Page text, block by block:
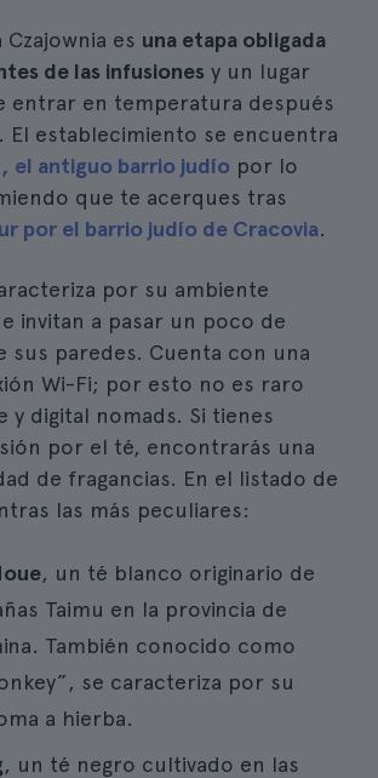
es una etapa obligada
de las infusiones y un lugar
entrar en temperatura después
El establecimiento se encuentra
el antiguo barrio judío por lo
que te acerques tras
por el barrio judío de Cracovia.
por su ambiente
invitan a pasar un poco de
sus paredes. Cuenta con una
Wi-Fi; por esto no es raro
y digital nomads. Si tienes
por el té, encontrarás una
de fragancias. En el listado de
las más peculiares:
, un té blanco originario de
Taimu en la provincia de
También conocido como
se caracteriza por su
a hierba.
, un té negro cultivado en las